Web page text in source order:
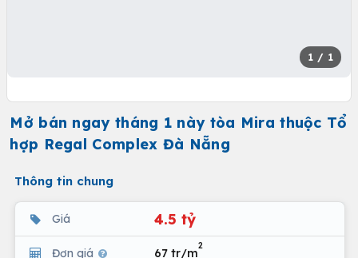
1 / 1
Mở bán ngay tháng 1 này tòa Mira thuộc Tổ
hợp Regal Complex Đà Nẵng
Thông tin chung
Giá 4.5 tỷ
Đơn giá 67 tr/m
2